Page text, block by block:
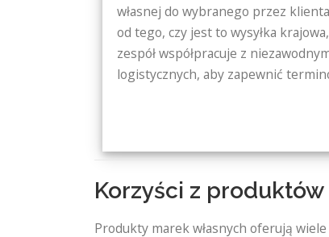
własnej do wybranego przez
od tego, czy jest to wysyłka
zespół współpracuje z
logistycznych, aby zapewnić
Korzyści z produktów
Produkty marek własnych oferują